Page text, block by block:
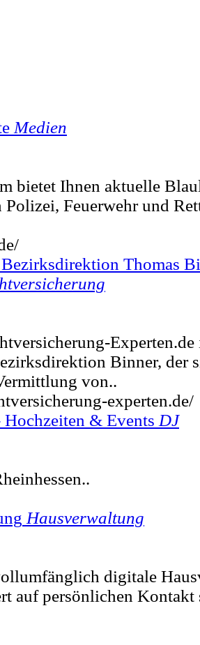
Medien
bietet Ihnen aktuelle
Polizei, Feuerwehr und
Thomas
Experten.de
Binner, der
von..
experten.de/
& Events DJ
Hausverwaltung
digitale
auf persönlichen Kontakt